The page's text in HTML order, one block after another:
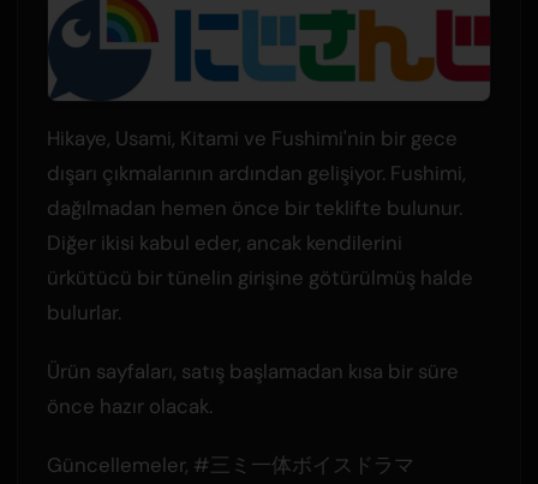
Hikaye, Usami, Kitami ve Fushimi'nin bir gece
dışarı çıkmalarının ardından gelişiyor. Fushimi,
dağılmadan hemen önce bir teklifte bulunur.
Diğer ikisi kabul eder, ancak kendilerini
ürkütücü bir tünelin girişine götürülmüş halde
bulurlar.
Ürün sayfaları, satış başlamadan kısa bir süre
önce hazır olacak.
Güncellemeler, #三ミ一体ボイスドラマ